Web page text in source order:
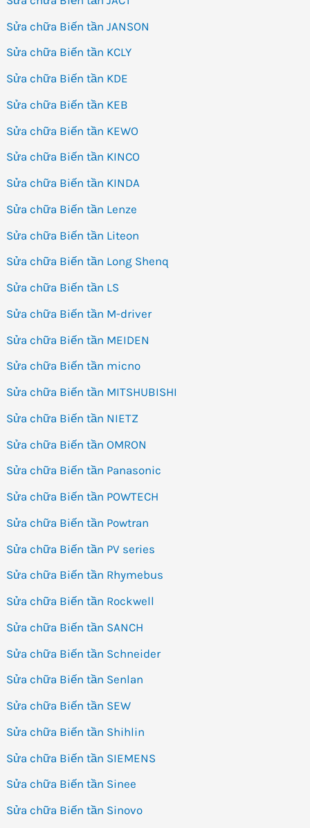
Sửa chữa Biến tần JANSON
Sửa chữa Biến tần KCLY
Sửa chữa Biến tần KDE
Sửa chữa Biến tần KEB
Sửa chữa Biến tần KEWO
Sửa chữa Biến tần KINCO
Sửa chữa Biến tần KINDA
Sửa chữa Biến tần Lenze
Sửa chữa Biến tần Liteon
Sửa chữa Biến tần Long Shenq
Sửa chữa Biến tần LS
Sửa chữa Biến tần M-driver
Sửa chữa Biến tần MEIDEN
Sửa chữa Biến tần micno
Sửa chữa Biến tần MITSHUBISHI
Sửa chữa Biến tần NIETZ
Sửa chữa Biến tần OMRON
Sửa chữa Biến tần Panasonic
Sửa chữa Biến tần POWTECH
Sửa chữa Biến tần Powtran
Sửa chữa Biến tần PV series
Sửa chữa Biến tần Rhymebus
Sửa chữa Biến tần Rockwell
Sửa chữa Biến tần SANCH
Sửa chữa Biến tần Schneider
Sửa chữa Biến tần Senlan
Sửa chữa Biến tần SEW
Sửa chữa Biến tần Shihlin
Sửa chữa Biến tần SIEMENS
Sửa chữa Biến tần Sinee
Sửa chữa Biến tần Sinovo